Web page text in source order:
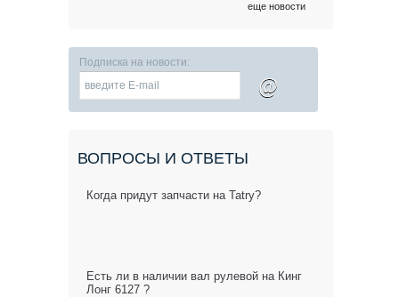
еще новости
Подписка на новости:
@
ВОПРОСЫ И ОТВЕТЫ
Когда придут запчасти на Tatry?
Есть ли в наличии вал рулевой на Кинг
Лонг 6127 ?